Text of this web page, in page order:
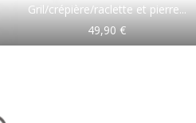
Gril/crépière/raclette et pierre...
49,90 €